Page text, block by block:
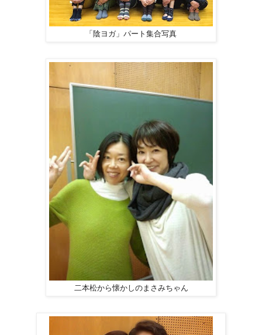
「陰ヨガ」パート集合写真
二本松から懐かしのまさみちゃん